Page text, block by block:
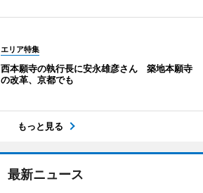
エリア特集
西本願寺の執行長に安永雄彦さん 築地本願寺
の改革、京都でも
もっと見る
最新ニュース